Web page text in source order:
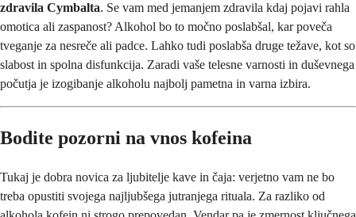
zdravila Cymbalta. Se vam med jemanjem zdravila kdaj pojavi rahla
omotica ali zaspanost? Alkohol bo to močno poslabšal, kar poveča
tveganje za nesreče ali padce. Lahko tudi poslabša druge težave, kot so
slabost in spolna disfunkcija. Zaradi vaše telesne varnosti in duševnega
počutja je izogibanje alkoholu najbolj pametna in varna izbira.
Bodite pozorni na vnos kofeina
Tukaj je dobra novica za ljubitelje kave in čaja: verjetno vam ne bo
treba opustiti svojega najljubšega jutranjega rituala. Za razliko od